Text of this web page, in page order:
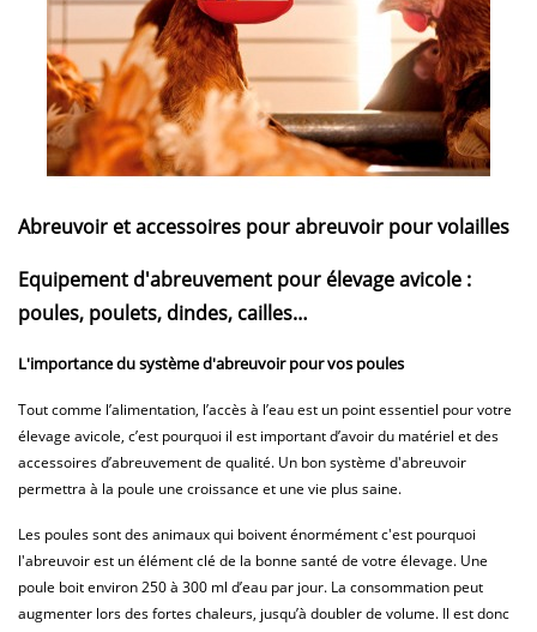
Abreuvoir et accessoires pour abreuvoir pour volailles
Equipement d'abreuvement pour élevage avicole :
poules, poulets, dindes, cailles…
L'importance du système d'abreuvoir pour vos poules
Tout comme l’alimentation, l’accès à l’eau est un point essentiel pour votre
élevage avicole, c’est pourquoi il est important d’avoir du matériel et des
accessoires d’abreuvement de qualité. Un bon système d'abreuvoir
permettra à la poule une croissance et une vie plus saine.
Les poules sont des animaux qui boivent énormément c'est pourquoi
l'abreuvoir est un élément clé de la bonne santé de votre élevage. Une
poule boit environ 250 à 300 ml d’eau par jour. La consommation peut
augmenter lors des fortes chaleurs, jusqu’à doubler de volume. Il est donc